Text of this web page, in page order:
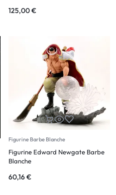
125,00€
Figurine Barbe Blanche
Figurine Edward Newgate Barbe
Blanche
60,16€